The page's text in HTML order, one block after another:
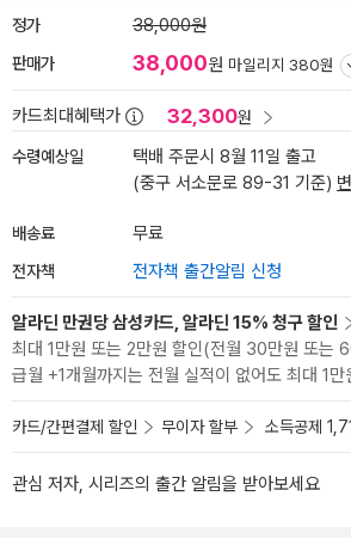
정가 38,000원
판매가 38,000원 마일리지 380원
카드최대혜택가 32,300원
수령예상일
택배 주문시 8월 11일 출고
(중구 서소문로 89-31 기준)
배송료 무료
전자책 전자책 출간알림 신청
알라딘 만권당 삼성카드, 알라딘 15% 청구 할인
최대 1만원 또는 2만원 할인(전월 30만원 또는
급월 +1개월까지는 전월 실적이 없어도 최대 1만
카드/간편결제 할인 무이자 할부 소득공제
관심 저자, 시리즈의 출간 알림을 받아보세요